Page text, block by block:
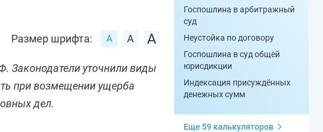
Размер шрифта:
Законодатели уточнили виды
при возмещении ущерба
дел.
Госпошлина в арбитражный
суд
Неустойка по договору
Госпошлина в суд общей
юрисдикции
Индексация присуждённых
денежных сумм
Еще 59 калькуляторов